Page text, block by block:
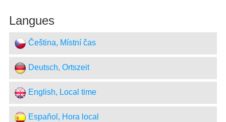
Langues
Čeština, Místní čas
Deutsch, Ortszeit
English, Local time
Español, Hora local